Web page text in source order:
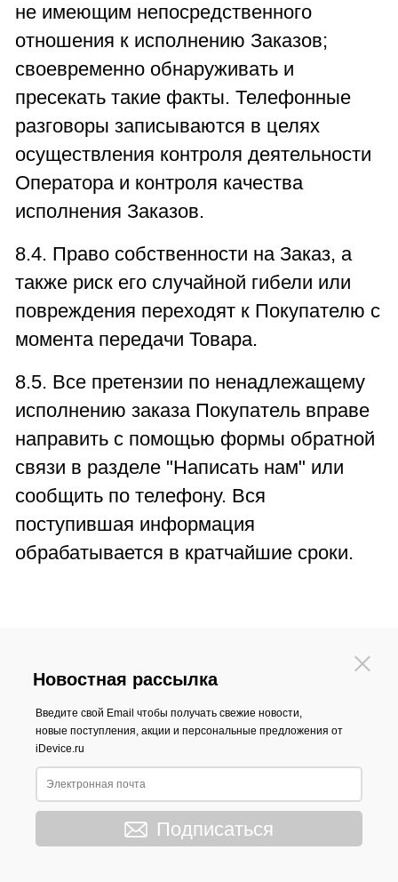
не имеющим непосредственного
отношения к исполнению Заказов;
своевременно обнаруживать и
пресекать такие факты. Телефонные
разговоры записываются в целях
осуществления контроля деятельности
Оператора и контроля качества
исполнения Заказов.
8.4. Право собственности на Заказ, а
также риск его случайной гибели или
повреждения переходят к Покупателю с
момента передачи Товара.
8.5. Все претензии по ненадлежащему
исполнению заказа Покупатель вправе
направить с помощью формы обратной
связи в разделе "Написать нам" или
сообщить по телефону. Вся
поступившая информация
обрабатывается в кратчайшие сроки.
Новостная рассылка
Введите свой Email чтобы получать свежие новости,
новые поступления, акции и персональные предложения от
iDevice.ru
Подписаться